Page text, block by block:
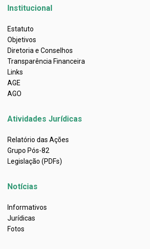
Institucional
Estatuto
Objetivos
Diretoria e Conselhos
Transparência Financeira
Links
AGE
AGO
Atividades Jurídicas
Relatório das Ações
Grupo Pós-82
Legislação (PDFs)
Notícias
Informativos
Jurídicas
Fotos